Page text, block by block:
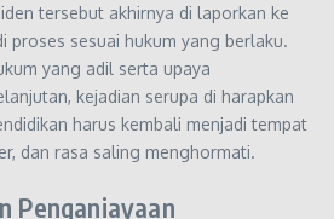
tersebut akhirnya di laporkan ke
proses sesuai hukum yang berlaku.
yang adil serta upaya
kejadian serupa di harapkan
harus kembali menjadi tempat
dan rasa saling menghormati.
Penganiayaan